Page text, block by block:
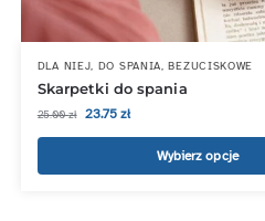
DLA NIEJ, DO SPANIA,BEZUCISKOWE
Skarpetki do spania
25.00zł 23.75zł
Wybierz opcje